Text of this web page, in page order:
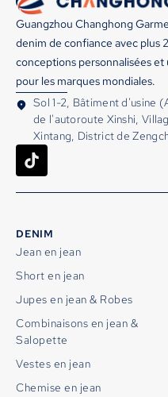
Guangzhou Changhong
denim de confiance avec plus
conceptions personnalisées
pour les marques mondiales.
Sol 1-2, Bâtiment d'usine
de l'autoroute Xinshi,
Xintang, District de
DENIM
Jean en jean
Short en jean
Jupes en jean & Robes
Combinaisons en jean &
Salopette
Vestes en jean
Chemise en jean